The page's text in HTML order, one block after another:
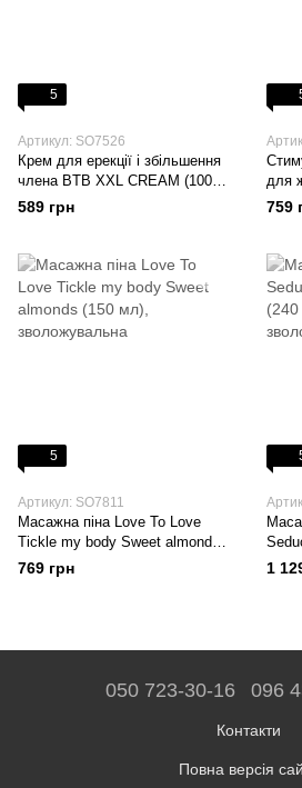
5
Артикул: SO7526
Крем для ерекції і збільшення
члена BTB XXL CREAM (100
мл)
589 грн
для
GEL
759
5
Артикул: SO7811
Масажна піна Love To Love
Tickle my body Sweet almonds
(150 мл), зволожувальна
769 грн
(240
1
050 723-30-16 096
Контакти
Повна версія